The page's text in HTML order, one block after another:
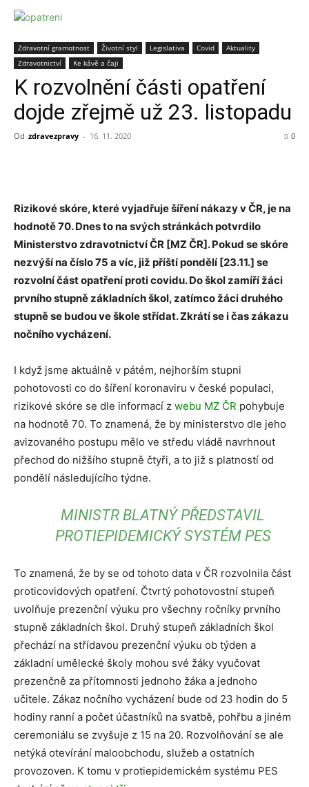
Zdravotní gramotnost Životní styl Legislativa Covid
Aktuality
Zdravotnictví
Ke kávě a čaji
K rozvolnění části opatření
dojde zřejmě už 23. listopadu
Od zdravezpravy - 16. 11. 2020 0
Rizikové skóre, které vyjadřuje šíření nákazy v ČR, je na
hodnotě 70. Dnes to na svých stránkách potvrdilo
Ministerstvo zdravotnictví ČR [MZ ČR]. Pokud se skóre
nezvýší na číslo 75 a víc, již příští pondělí [23.11.] se
rozvolní část opatření proti covidu. Do škol zamíří žáci
prvního stupně základních škol, zatímco žáci druhého
stupně se budou ve škole střídat. Zkrátí se i čas zákazu
nočního vycházení.
I když jsme aktuálně v pátém, nejhorším stupni
pohotovosti co do šíření koronaviru v české populaci,
rizikové skóre se dle informací z webu MZ ČR pohybuje
na hodnotě 70. To znamená, že by ministerstvo dle jeho
avizovaného postupu mělo ve středu vládě navrhnout
přechod do nižšího stupně čtyři, a to již s platností od
pondělí následujícího týdne.
MINISTR BLATNÝ PŘEDSTAVIL
PROTIEPIDEMICKÝ SYSTÉM PES
To znamená, že by se od tohoto data v ČR rozvolnila část
proticovidových opatření. Čtvrtý pohotovostní stupeň
uvolňuje prezenční výuku pro všechny ročníky prvního
stupně základních škol. Druhý stupeň základních škol
přechází na střídavou prezenční výuku ob týden a
základní umělecké školy mohou své žáky vyučovat
prezenčně za přítomnosti jednoho žáka a jednoho
učitele. Zákaz nočního vycházení bude od 23 hodin do 5
hodiny ranní a počet účastníků na svatbě, pohřbu a jiném
ceremoniálu se zvyšuje z 15 na 20. Rozvolňování se ale
netýká otevírání maloobchodu, služeb a ostatních
provozoven. K tomu v protiepidemickém systému PES